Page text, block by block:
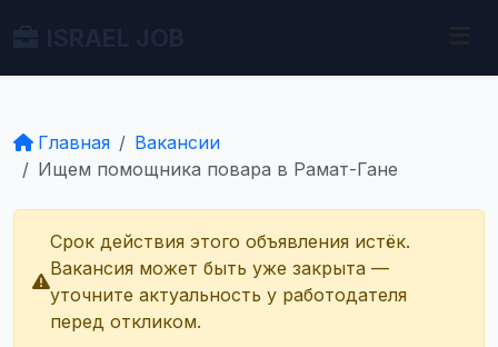
Главная
Вакансии
Ищем помощника повара в Рамат-Гане
Срок действия этого объявления истёк.
Вакансия может быть уже закрыта —
уточните актуальность у работодателя
перед откликом.